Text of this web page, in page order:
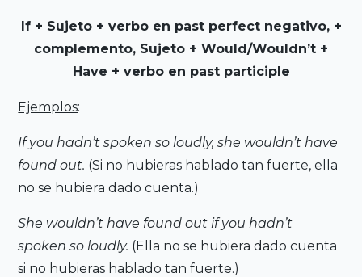
If + Sujeto + verbo en past perfect negativo, +
complemento, Sujeto + Would/Wouldn’t +
Have + verbo en past participle
Ejemplos:
If you hadn’t spoken so loudly, she wouldn’t have
found out. (Si no hubieras hablado tan fuerte, ella
no se hubiera dado cuenta.)
She wouldn’t have found out if you hadn’t
spoken so loudly. (Ella no se hubiera dado cuenta
si no hubieras hablado tan fuerte.)